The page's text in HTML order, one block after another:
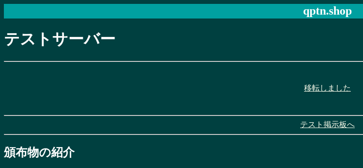
qptn.shop
テストサーバー
移転しました
テスト掲示板へ
頒布物の紹介